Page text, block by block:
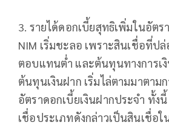
3. รายได้ดอกเบี้ยสุทธิเพิ่มในอัต
NIM เริ่มชะลอ เพราะสินเชื่อที่ป
ตอบแทนต่ำ และต้นทุนทางการเ
ต้นทุนเงินฝาก เริ่มไล่ตามมาตาม
อัตราดอกเบี้ยเงินฝากประจำ ทั้ง
เชื่อประเภทดังกล่าวเป็นสินเชื่อ